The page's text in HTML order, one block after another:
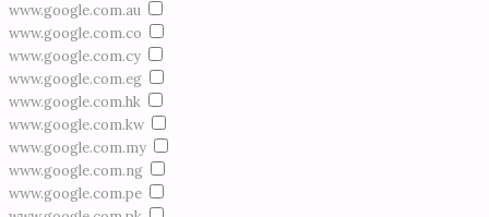
www.google.com.au
www.google.com.co
www.google.com.cy
www.google.com.eg
www.google.com.hk
www.google.com.kw
www.google.com.my
www.google.com.ng
www.google.com.pe